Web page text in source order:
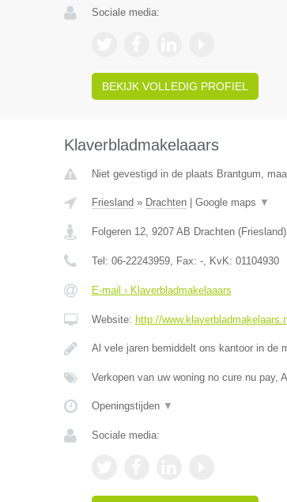
Sociale media:
BEKIJK VOLLEDIG PROFIEL
Klaverbladmakelaaars
Niet gevestigd in de plaats Brantgum,
Friesland » Drachten| Google maps ▼
Folgeren 12, 9207 AB Drachten(Friesland)
Tel: 06-22243959, Fax: -, KvK: 01104930
E-mail › Klaverbladmakelaaars
Website: http://
Al vele jaren bemiddelt ons kantoor in de
Verkopen van uw woning no cure nu pay,
Openingstijden ▼
Sociale media: